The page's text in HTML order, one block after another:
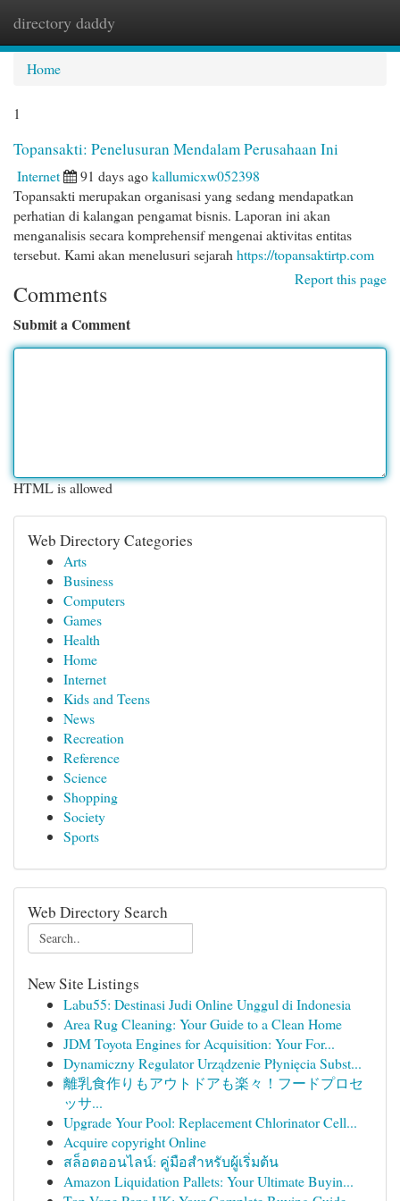
directory daddy
Home
1
Topansakti: Penelusuran Mendalam Perusahaan Ini
Internet 91 days agokallumicxw052398
Topansakti merupakan organisasi yang sedang mendapatkan
perhatian di kalangan pengamat bisnis. Laporan ini akan
menganalisis secara komprehensif mengenai aktivitas entitas
tersebut. Kami akan menelusuri sejarah https://topansaktirtp.com
Report this page
Comments
Submit a Comment
HTML is allowed
Web Directory Categories
Arts
Business
Computers
Games
Health
Home
Internet
Kids and Teens
News
Recreation
Reference
Science
Shopping
Society
Sports
Web Directory Search
New Site Listings
Labu55: Destinasi Judi Online Unggul di Indonesia
Area Rug Cleaning: Your Guide to a Clean Home
JDM Toyota Engines for Acquisition: Your For...
Dynamiczny Regulator Urządzenie Płynięcia Subst...
離乳食作りもアウトドアも楽々！フードプロセ
ッサ...
Upgrade Your Pool: Replacement Chlorinator Cell...
Acquire copyright Online
สล็อตออนไลน์: คู่มือสำหรับผู้เริ่มต้น
Amazon Liquidation Pallets: Your Ultimate Buyin...